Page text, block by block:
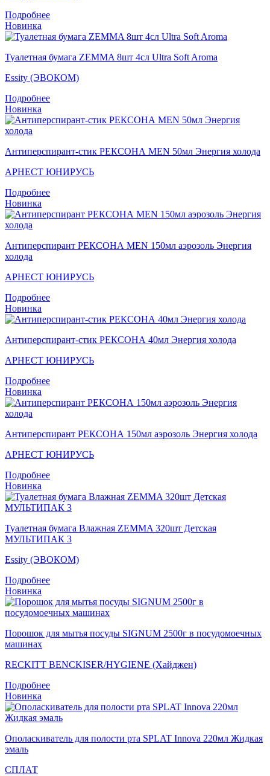
Подробнее
Новинка
Туалетная бумага ZEMMA 8шт 4сл Ultra Soft Aroma
Essity (ЭВОКОМ)
Подробнее
Новинка
Антиперспирант-стик РЕКСОНА MEN 50мл Энергия холода
АРНЕСТ ЮНИРУСЬ
Подробнее
Новинка
Антиперспирант РЕКСОНА MEN 150мл аэрозоль Энергия
холода
АРНЕСТ ЮНИРУСЬ
Подробнее
Новинка
Антиперспирант-стик РЕКСОНА 40мл Энергия холода
АРНЕСТ ЮНИРУСЬ
Подробнее
Новинка
Антиперспирант РЕКСОНА 150мл аэрозоль Энергия холода
АРНЕСТ ЮНИРУСЬ
Подробнее
Новинка
Туалетная бумага Влажная ZEMMA 320шт Детская
МУЛЬТИПАК 3
Essity (ЭВОКОМ)
Подробнее
Новинка
Порошок для мытья посуды SIGNUM 2500г в посудомоечных
машинах
RECKITT BENCKISER/HYGIENE (Хайджен)
Подробнее
Новинка
Ополаскиватель для полости рта SPLAT Innova 220мл Жидкая
эмаль
СПЛАТ